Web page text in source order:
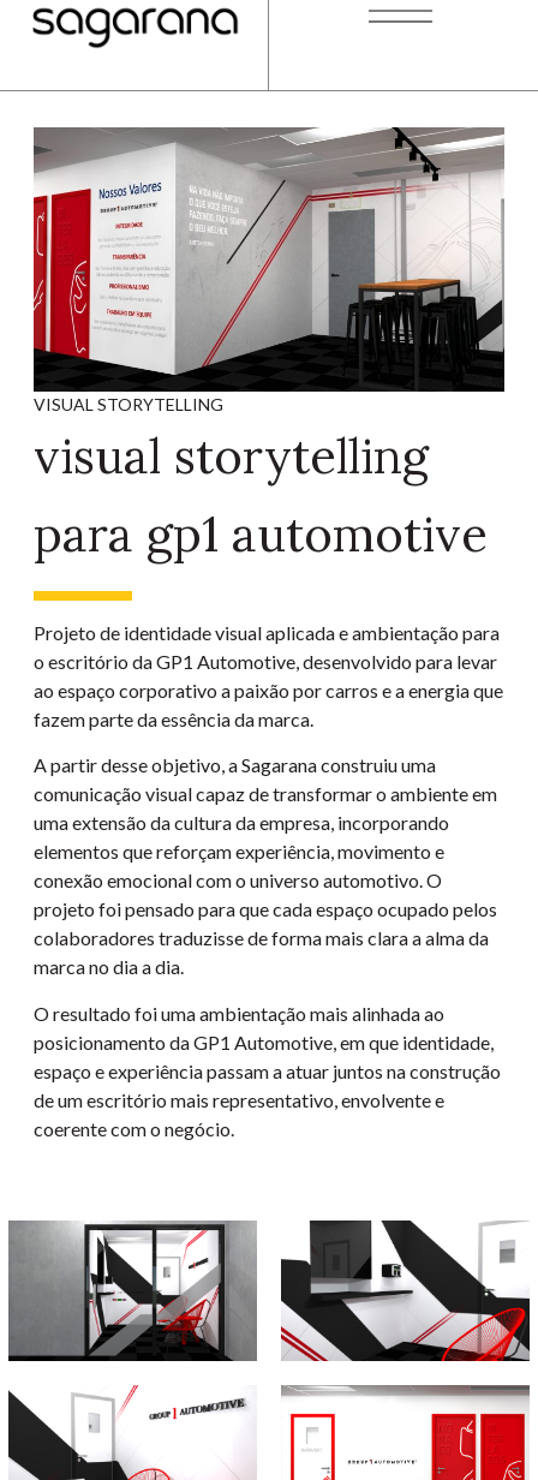
VISUAL STORYTELLING
visual storytelling
para gp1 automotive
Projeto de identidade visual aplicada e ambientação para
o escritório da GP1 Automotive, desenvolvido para levar
ao espaço corporativo a paixão por carros e a energia que
fazem parte da essência da marca.
A partir desse objetivo, a Sagarana construiu uma
comunicação visual capaz de transformar o ambiente em
uma extensão da cultura da empresa, incorporando
elementos que reforçam experiência, movimento e
conexão emocional com o universo automotivo. O
projeto foi pensado para que cada espaço ocupado pelos
colaboradores traduzisse de forma mais clara a alma da
marca no dia a dia.
O resultado foi uma ambientação mais alinhada ao
posicionamento da GP1 Automotive, em que identidade,
espaço e experiência passam a atuar juntos na construção
de um escritório mais representativo, envolvente e
coerente com o negócio.